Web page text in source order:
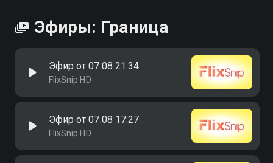
Эфиры: Граница
Эфир от 07.08 21:34
FlixSnip HD
Эфир от 07.08 17:27
FlixSnip HD